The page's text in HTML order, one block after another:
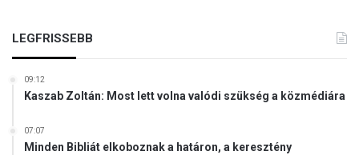
LEGFRISSEBB
09:12
Kaszab Zoltán: Most lett volna valódi szükség a közmédiára
07:07
Minden Bibliát elkoboznak a határon, a keresztény